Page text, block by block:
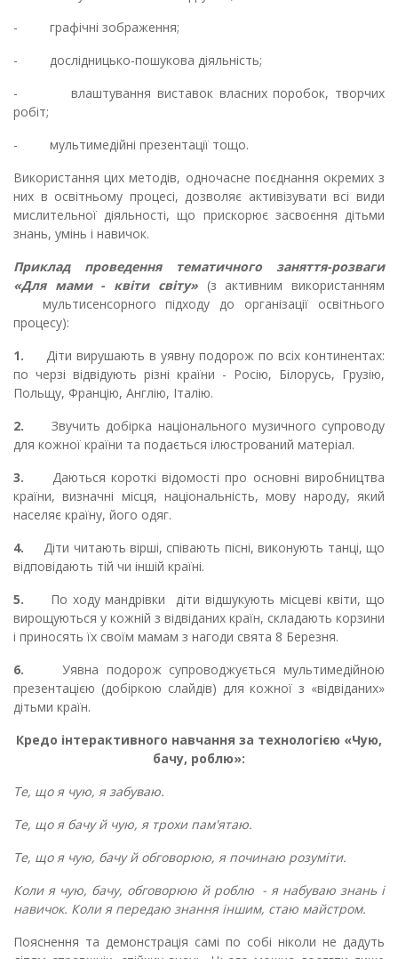
- графічні зображення;
- дослідницько-пошукова діяльність;
- влаштування виставок власних поробок, творчих
робіт;
- мультимедійні презентації тощо.
Використання цих методів, одночасне поєднання окремих з
них в освітньому процесі, дозволяє активізувати всі види
мислительної діяльності, що прискорює засвоєння дітьми
знань, умінь і навичок.
Приклад проведення тематичного заняття-розваги
«Для мами - квіти світу» (з активним використанням
мультисенсорного підходу до організації освітнього
процесу):
1. Діти вирушають в уявну подорож по всіх континентах:
по черзі відвідують різні країни - Росію, Білорусь, Грузію,
Польщу, Францію, Англію, Італію.
2.Звучить добірка національного музичного супроводу
для кожної країни та подається ілюстрований матеріал.
3. Даються короткі відомості про основні виробництва
країни, визначні місця, національність, мову народу, який
населяє країну, його одяг.
4.Діти читають вірші, співають пісні, виконують танці, що
відповідають тій чи іншій країні.
5. По ходу мандрівки діти відшукують місцеві квіти, що
вирощуються у кожній з відвіданих країн, складають корзини
і приносять їх своїм мамам з нагоди свята 8 Березня.
6.Уявна подорож супроводжується мультимедійною
презентацією (добіркою слайдів) для кожної з «відвіданих»
дітьми країн.
Кредо інтерактивного навчання за технологією «Чую,
бачу, роблю»:
Те, що я чую, я забуваю.
Те, що я бачу й чую, я трохи пам'ятаю.
Те, що я чую, бачу й обговорюю, я починаю розуміти.
Коли я чую, бачу, обговорюю й роблю - я набуваю знань і
навичок. Коли я передаю знання іншим, стаю майстром.
Пояснення та демонстрація самі по собі ніколи не дадуть